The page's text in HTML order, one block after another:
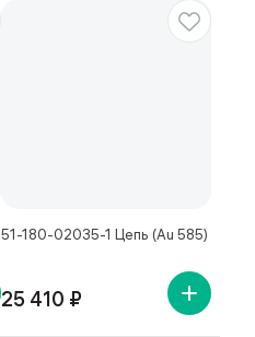
51-180-02035-1 Цепь (Au 585)
25 410 ₽